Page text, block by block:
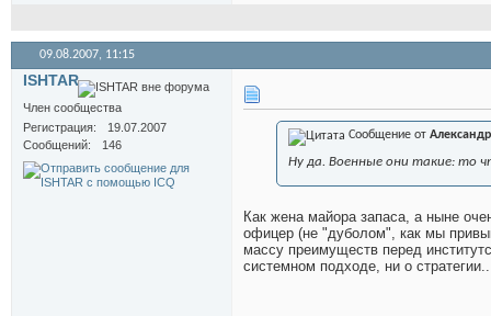
09.08.2007, 11:15
ISHTAR
Член сообщества
Регистрация
19.07.2007
Сообщений
146
Сообщение от
Ну да. Военные они такие: то
Как жена майора запаса, а ныне
офицер (не "дуболом", как мы
массу преимуществ перед
системном подходе, ни о